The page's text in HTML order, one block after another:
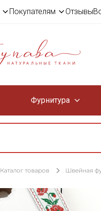
Покупателям Отзывы
Фурнитура
Каталог товаров Швейная